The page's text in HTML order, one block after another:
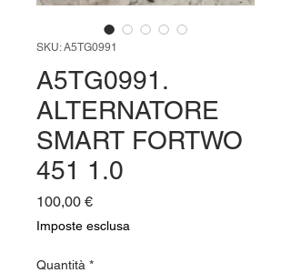
SKU: A5TG0991
A5TG0991.
ALTERNATORE
SMART FORTWO
451 1.0
100,00 €Prezzo
Imposte esclusa
Quantità *